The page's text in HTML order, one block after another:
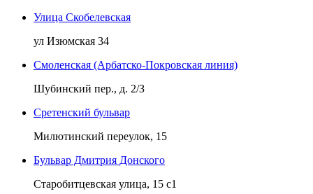
Улица Скобелевская
ул Изюмская 34
Смоленская (Арбатско-Покровская линия)
Шубинский пер., д. 2/З
Сретенский бульвар
Милютинский переулок, 15
Бульвар Дмитрия Донского
Старобитцевская улица, 15 с1